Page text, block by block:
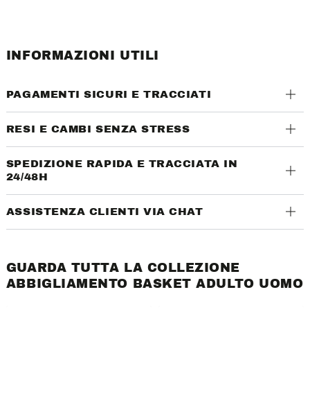
INFORMAZIONI UTILI
PAGAMENTI SICURI E TRACCIATI
RESI E CAMBI SENZA STRESS
SPEDIZIONE RAPIDA E TRACCIATA IN
24/48H
ASSISTENZA CLIENTI VIA CHAT
GUARDA TUTTA LA COLLEZIONE
ABBIGLIAMENTO BASKET ADULTO UOMO